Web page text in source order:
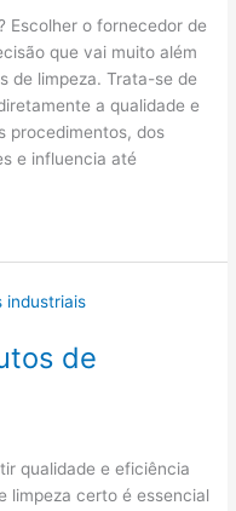
Escolher o fornecedor de
que vai muito além
de limpeza. Trata-se de
a qualidade e
procedimentos, dos
e influencia até
de
qualidade e eficiência
limpeza certo é essencial